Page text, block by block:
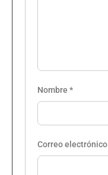
Nombre *
Correo electrónico